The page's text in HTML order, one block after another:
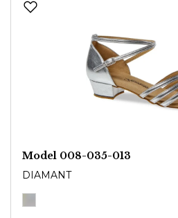
Model 008-035-013
DIAMANT